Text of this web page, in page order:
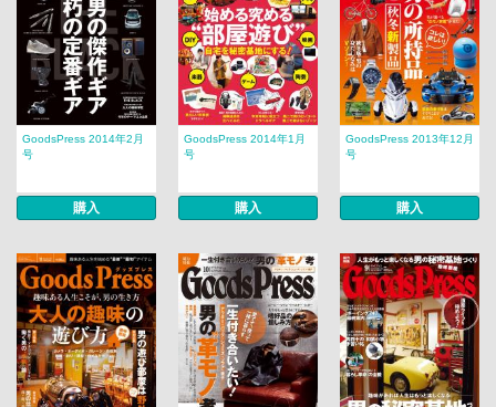
GoodsPress 2014年2月
号
購入
GoodsPress 2014年1月
号
購入
GoodsPress 2013年12月
号
購入